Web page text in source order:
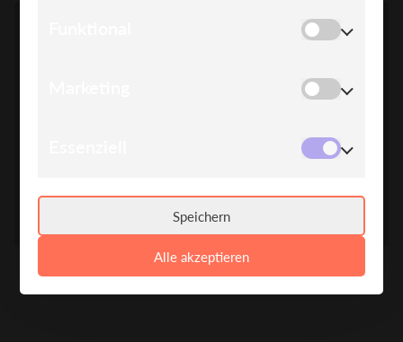
Speichern
Alle akzeptieren
Geschäftsführender Direktor